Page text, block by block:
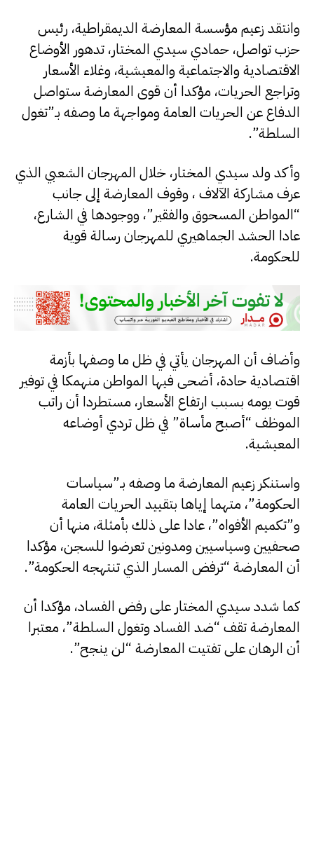
وانتقد زعيم مؤسسة المعارضة الديمقراطية، رئيس
حزب تواصل، حمادي سيدي المختار، تدهور الأوضاع
الاقتصادية والاجتماعية والمعيشية، وغلاء الأسعار
وتراجع الحريات، مؤكدا أن قوى المعارضة ستواصل
الدفاع عن الحريات العامة ومواجهة ما وصفه بـ”تغول
السلطة”.
وأكد ولد سيدي المختار، خلال المهرجان الشعبي الذي
عرف مشاركة الآلاف ، وقوف المعارضة إلى جانب
“المواطن المسحوق والفقير”، ووجودها في الشارع،
عادا الحشد الجماهيري للمهرجان رسالة قوية
للحكومة.
وأضاف أن المهرجان يأتي في ظل ما وصفها بأزمة
اقتصادية حادة، أضحى فيها المواطن منهمكا في توفير
قوت يومه بسبب ارتفاع الأسعار، مستطردا أن راتب
الموظف “أصبح مأساة” في ظل تردي أوضاعه
المعيشية.
واستنكر زعيم المعارضة ما وصفه بـ”سياسات
الحكومة”، متهما إياها بتقييد الحريات العامة
و”تكميم الأفواه”، عادا على ذلك بأمثلة، منها أن
صحفيين وسياسيين ومدونين تعرضوا للسجن، مؤكدا
أن المعارضة “ترفض المسار الذي تنتهجه الحكومة”.
كما شدد سيدي المختار على رفض الفساد، مؤكدا أن
المعارضة تقف “ضد الفساد وتغول السلطة”، معتبرا
أن الرهان على تفتيت المعارضة “لن ينجح”.